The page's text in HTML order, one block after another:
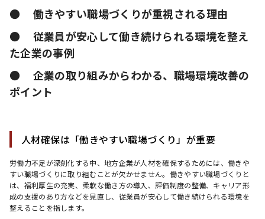
●     働きやすい職場づくりが重視される理由
●     従業員が安心して働き続けられる環境を整え
た企業の事例
●     企業の取り組みからわかる、職場環境改善の
ポイント
人材確保は「働きやすい職場づくり」が重要
労働力不足が深刻化する中、地方企業が人材を確保するためには、働きや
すい職場づくりに取り組むことが欠かせません。働きやすい職場づくりと
は、福利厚生の充実、柔軟な働き方の導入、評価制度の整備、キャリア形
成の支援のあり方などを見直し、従業員が安心して働き続けられる環境を
整えることを指します。